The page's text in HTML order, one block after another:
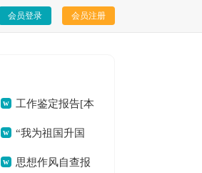
会员登录 会员注册
工作鉴定报告[本
文共261字]
“我为祖国升国
旗”主题活动总结[本
思想作风自查报